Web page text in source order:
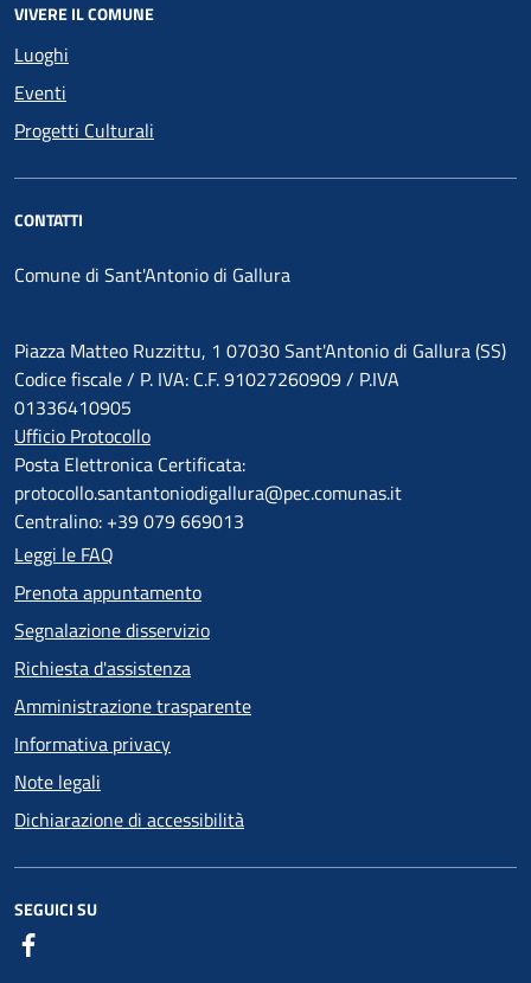
VIVERE IL COMUNE
Luoghi
Eventi
Progetti Culturali
CONTATTI
Comune di Sant'Antonio di Gallura
Piazza Matteo Ruzzittu, 1 07030 Sant'Antonio di Gallura (SS)
Codice fiscale / P. IVA: C.F. 91027260909 / P.IVA
01336410905
Ufficio Protocollo
Posta Elettronica Certificata:
protocollo.santantoniodigallura@pec.comunas.it
Centralino: +39 079 669013
Leggi le FAQ
Prenota appuntamento
Segnalazione disservizio
Richiesta d'assistenza
Amministrazione trasparente
Informativa privacy
Note legali
Dichiarazione di accessibilità
SEGUICI SU